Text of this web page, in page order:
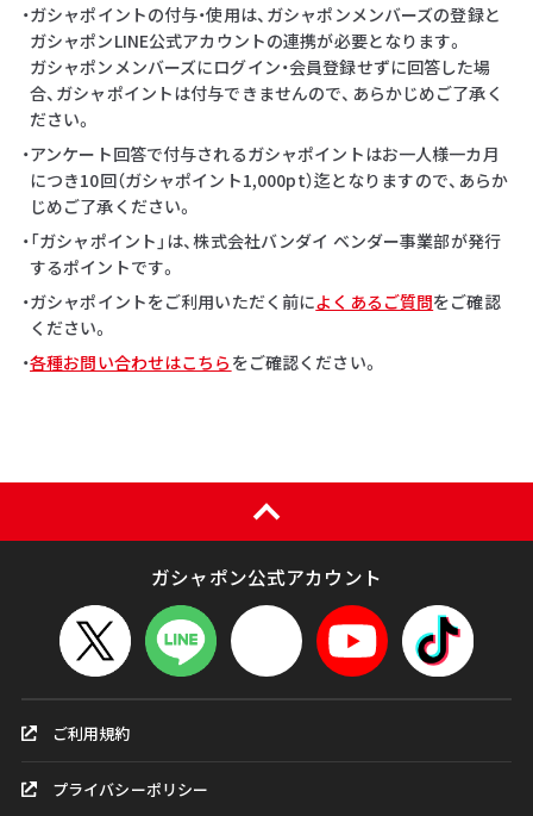
・ガシャポイントの付与・使用は、ガシャポンメンバーズの登録と
ガシャポンLINE公式アカウントの連携が必要となります。
ガシャポンメンバーズにログイン・会員登録せずに回答した場
合、ガシャポイントは付与できませんので、あらかじめご了承く
ださい。
・アンケート回答で付与されるガシャポイントはお一人様一カ月
につき10回（ガシャポイント1,000pt）迄となりますので、あらか
じめご了承ください。
・「ガシャポイント」は、株式会社バンダイ ベンダー事業部が発行
するポイントです。
・ガシャポイントをご利用いただく前によくあるご質問をご確認
ください。
・各種お問い合わせはこちら をご確認ください。
ガシャポン公式アカウント
ご利用規約
プライバシーポリシー